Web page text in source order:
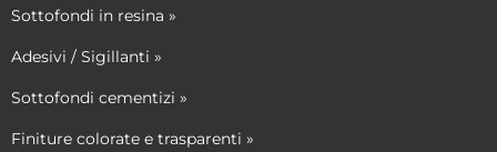
Sottofondi in resina »
Adesivi / Sigillanti »
Sottofondi cementizi »
Finiture colorate e trasparenti »